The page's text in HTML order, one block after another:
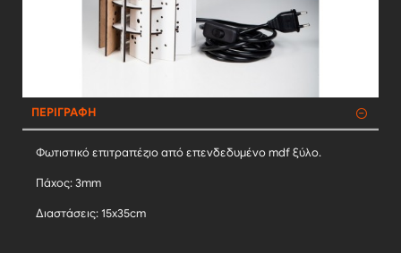
ΠΕΡΙΓΡΑΦΉ
Φωτιστικό επιτραπέζιο από επενδεδυμένο mdf ξύλο.
Πάχος: 3mm
Διαστάσεις: 15x35cm